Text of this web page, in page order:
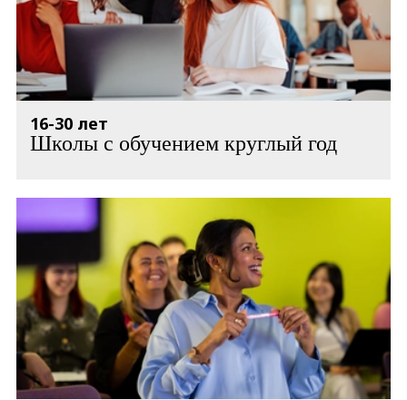
16-30 лет
Школы с обучением круглый год